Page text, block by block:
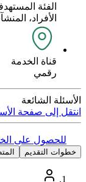
الفئة
الأفراد،
قناة الخدمة
رقمي
الأسئلة الشائعة
انتقل إلى صفحة
للحصول على
خطوات التقديم